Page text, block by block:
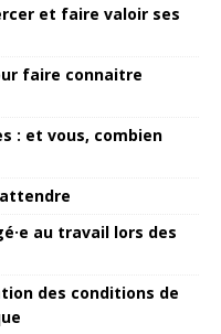
et faire valoir ses
faire connaitre
: et vous, combien
au travail lors des
des conditions de